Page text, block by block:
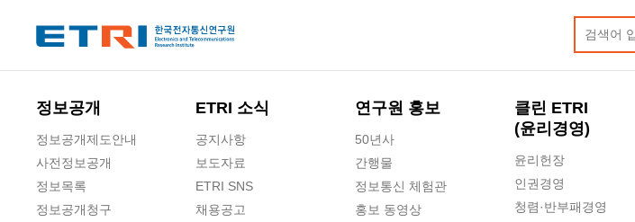
정보공개
정보공개제도안내
사전정보공개
정보목록
정보공개청구
ETRI 소식
공지사항
보도자료
ETRI SNS
채용공고
연구원 홍보
50년사
간행물
정보통신 체험관
홍보 동영상
클린 ETRI
(윤리경영)
윤리헌장
인권경영
청렴·반부패경영